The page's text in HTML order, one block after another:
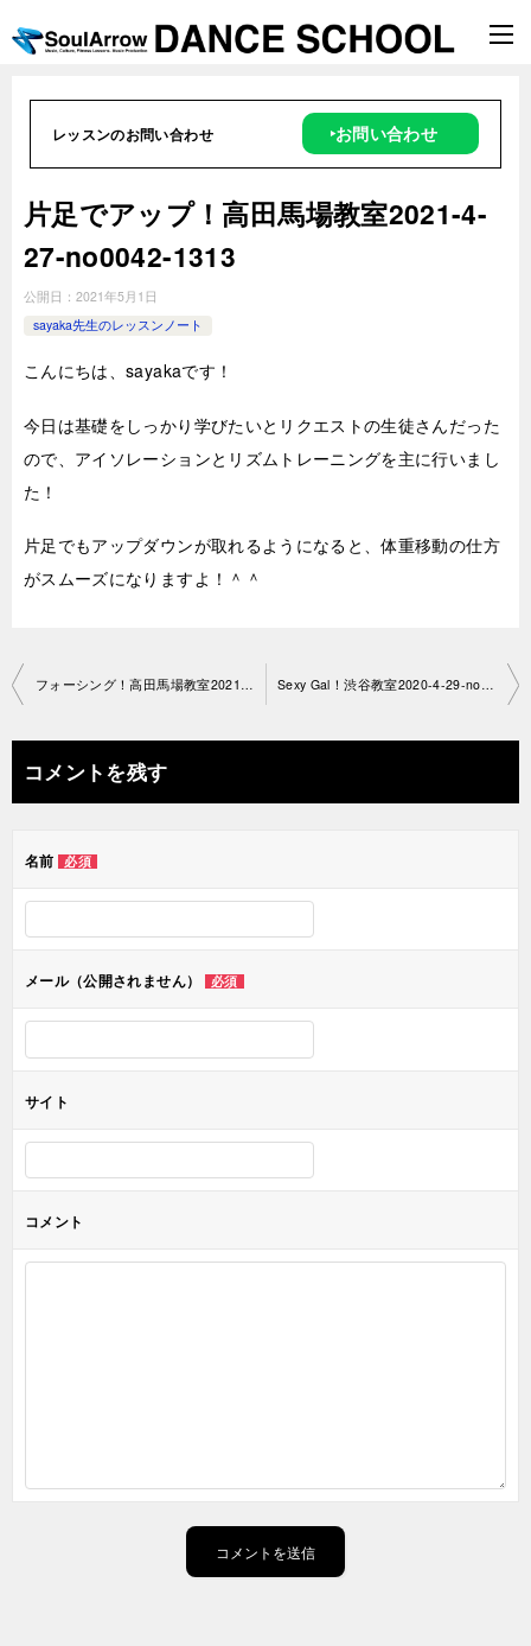
レッスンのお問い合わせ ‣お問い合わせ
片足でアップ！高田馬場教室2021-4-
27-no0042-1313
公開日： 2021年5月1日
sayaka先生のレッスンノート
こんにちは、sayakaです！
今日は基礎をしっかり学びたいとリクエストの生徒さんだった
ので、アイソレーションとリズムトレーニングを主に行いまし
た！
片足でもアップダウンが取れるようになると、体重移動の仕方
がスムーズになりますよ！＾＾
投
ナ
ビ
ー
ン
コメントを残す
名前 必須
メール（公開されません） 必須
サイト
コメント